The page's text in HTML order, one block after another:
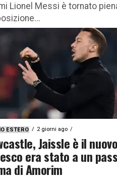
Lionel Messi è tornato
ESTERO 2 giorni ago
Jaissle è il
era stato a un
di Amorim